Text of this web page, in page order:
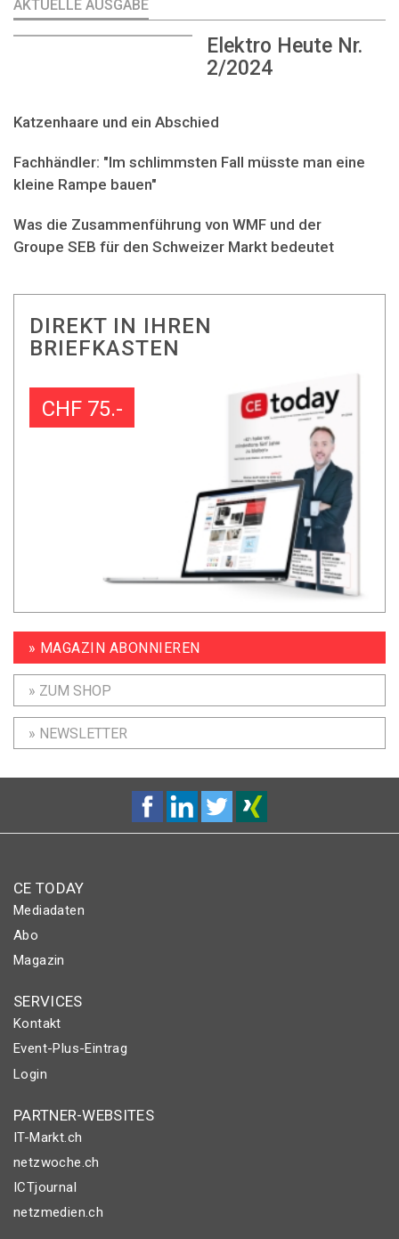
AKTUELLE AUSGABE
Elektro Heute Nr.
2/2024
Katzenhaare und ein Abschied
Fachhändler: "Im schlimmsten Fall müsste man eine
kleine Rampe bauen"
Was die Zusammenführung von WMF und der
Groupe SEB für den Schweizer Markt bedeutet
DIREKT IN IHREN
BRIEFKASTEN
CHF 75.-
» MAGAZIN ABONNIEREN
» ZUM SHOP
» NEWSLETTER
CE TODAY
Mediadaten
Abo
Magazin
SERVICES
Kontakt
Event-Plus-Eintrag
Login
PARTNER-WEBSITES
IT-Markt.ch
netzwoche.ch
ICTjournal
netzmedien.ch